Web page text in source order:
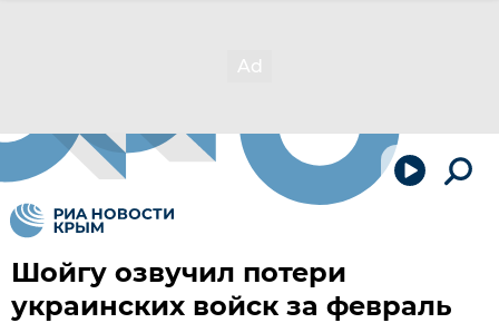
Шойгу озвучил потери
украинских войск за февраль